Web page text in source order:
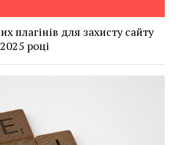
плагінів для захисту сайту
році